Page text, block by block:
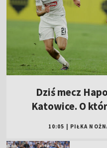
Dziś mecz
Katowice. O
10:05 PIŁKA